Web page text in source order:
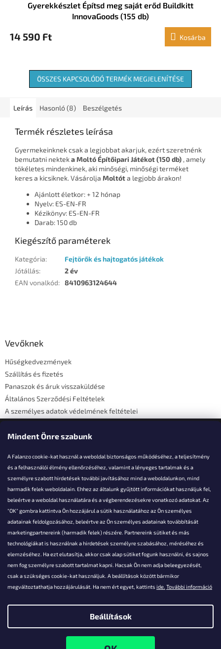
Mindent Önre szabunk
A Falanzo cookie-kat használ a weboldal biztonságos működéséhez, a teljesítmény
és a felhasználói élmény ellenőrzéséhez, valamint a lényeges tartalmak és a
személyre szabott hirdetések további javításához mind a weboldalunkon, mind
harmadik felek weboldalain. Ehhez az általunk gyűjtött információkat használjuk fel,
beleértve a weboldal használatára és a végberendezésekre vonatkozó adatokat. Az
"OK" gombra kattintva Ön hozzájárul a sütik használatához az Ön személyes
adatainak feldolgozásához, beleértve az Ön személyes adatainak továbbítását
marketingpartnereink (harmadik felek) részére. Partnereink sütiket és más
technológiákat is használnak a hirdetések személyre szabásához, méréséhez és
elemzéséhez. Ha ezt elutasítja, akkor csak alap sütiket fogunk használni, és sajnos
nem fog személyre szabott tartalmat kapni. Hacsak Ön nem adja beleegyezését,
csak a szükséges cookie-kat használjuk. A beállítások között bármikor
megváltoztathatja hozzájárulását. Ha nem ért egyet, kattints ide. További információ
Beállítások
Gyerekkészlet Építsd meg saját erőd Buildkitt
InnovaGoods (155 db)
14 590 Ft Kosárba
ÖSSZES KAPCSOLÓDÓ TERMÉK MEGJELENÍTÉSE
Leírás Hasonló (8) Beszélgetés
Termék részletes leírása
Gyermekeinknek csak a legjobbat akarjuk, ezért szeretnénk
bemutatni nekteka Moltó Építőipari Játékot (150 db) , amely
tökéletes mindenkinek, aki minőségi, minőségi terméket
keres a kicsiknek. Vásárolja Moltóta legjobb árakon!
Ajánlott életkor: + 12 hónap
Nyelv: ES-EN-FR
Kézikönyv: ES-EN-FR
Darab: 150 db
Kiegészítő paraméterek
Kategória:
Fejtörők és hajtogatós játékok
Jótállás:
2 év
EAN vonalkód: 8410963124644
Vevőknek
Hűségkedvezmények
Szállítás és fizetés
Panaszok és áruk visszaküldése
Általános Szerződési Feltételek
A személyes adatok védelmének feltételei
Elérhetőségi adatok
Akarsz kérdezni valamit?
info@falanzo.hu